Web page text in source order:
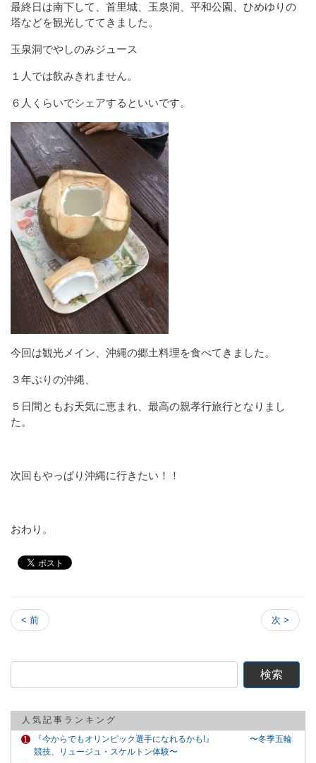
最終日は南下して、首里城、玉泉洞、平和公園、ひめゆりの
塔などを観光しててきました。
玉泉洞でやしのみジュース
１人では飲みきれません。
６人くらいでシェアするといいです。
今回は観光メイン、沖縄の郷土料理を食べてきました。
３年ぶりの沖縄、
５日間ともお天気に恵まれ、最高の親孝行旅行となりまし
た。
次回もやっぱり沖縄に行きたい！！
おわり。
< 前 次 >
索:
人気記事ランキング
『今からでもオリンピック選手になれるかも!』 〜冬季五輪
競技、リュージュ・スケルトン体験〜